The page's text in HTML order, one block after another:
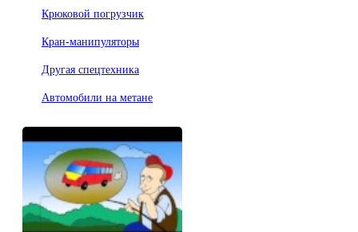
Крюковой погрузчик
Кран-манипуляторы
Другая спецтехника
Автомобили на метане